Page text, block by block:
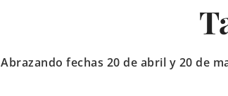
Abrazando fechas 20 de abril y 20 de